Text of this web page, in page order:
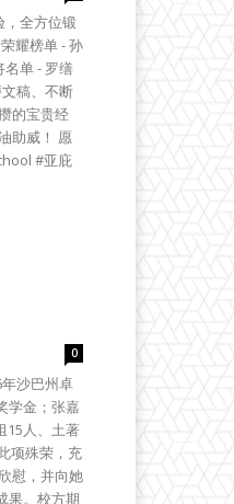
，全方位锻
耀榜单 - 孙
单 - 罗缮
稿、不断
的宝贵经
助威！ 愿
#亚庇
0
沙巴州卓
学金；张嘉
15人、土著
项殊荣，充
慰，并向她
果。校方期